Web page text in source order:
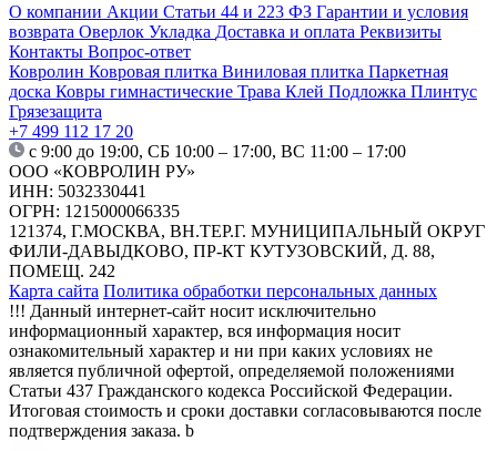
О компании Акции Статьи 44 и 223 ФЗ Гарантии и условия
возврата Оверлок Укладка Доставка и оплата Реквизиты
Контакты Вопрос-ответ
Ковролин Ковровая плитка Виниловая плитка Паркетная
доска Ковры гимнастические Трава Клей Подложка Плинтус
Грязезащита
+7 499 112 17 20
с 9:00 до 19:00, СБ 10:00 – 17:00, ВС 11:00 – 17:00
ООО «КОВРОЛИН РУ»
ИНН: 5032330441
ОГРН: 1215000066335
121374, Г.МОСКВА, ВН.ТЕР.Г. МУНИЦИПАЛЬНЫЙ ОКРУГ
ФИЛИ-ДАВЫДКОВО, ПР-КТ КУТУЗОВСКИЙ, Д. 88,
ПОМЕЩ. 242
Карта сайта Политика обработки персональных данных
!!! Данный интернет-сайт носит исключительно
информационный характер, вся информация носит
ознакомительный характер и ни при каких условиях не
является публичной офертой, определяемой положениями
Статьи 437 Гражданского кодекса Российской Федерации.
Итоговая стоимость и сроки доставки согласовываются после
подтверждения заказа. b